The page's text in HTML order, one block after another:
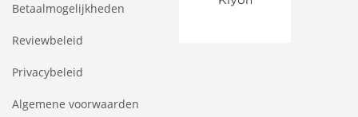
Betaalmogelijkheden
Reviewbeleid
Privacybeleid
Algemene voorwaarden